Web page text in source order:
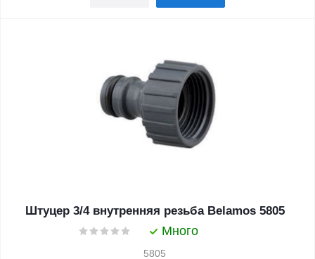
Штуцер 3/4 внутренняя резьба Belamos 5805
Много
5805